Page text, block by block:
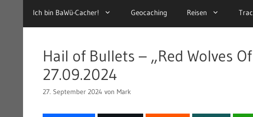
Ich bin BaWü-Cacher! Geocaching Reisen
Hail of Bullets – „Red Wolves
27.09.2024
27. September 2024 von Mark